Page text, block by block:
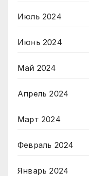
Июль 2024
Июнь 2024
Май 2024
Апрель 2024
Март 2024
Февраль 2024
Январь 2024